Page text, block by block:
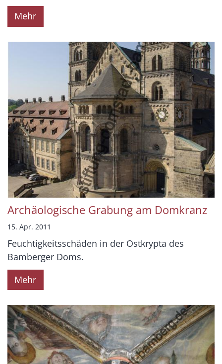
Mehr
Archäologische Grabung am Domkranz
15. Apr. 2011
Feuchtigkeitsschäden in der Ostkrypta des
Bamberger Doms.
Mehr